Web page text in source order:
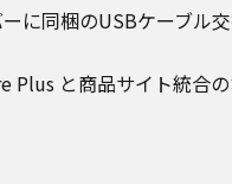
に同梱のUSBケーブル
Plus と商品サイト統合